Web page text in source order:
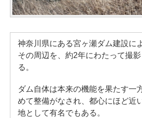
神奈川県にある宮ヶ瀬ダム建設に
その周辺を、約2年にわたって撮
る。
ダム自体は本来の機能を果たす一
めて整備がなされ、都心にほど近
地として有名でもある。